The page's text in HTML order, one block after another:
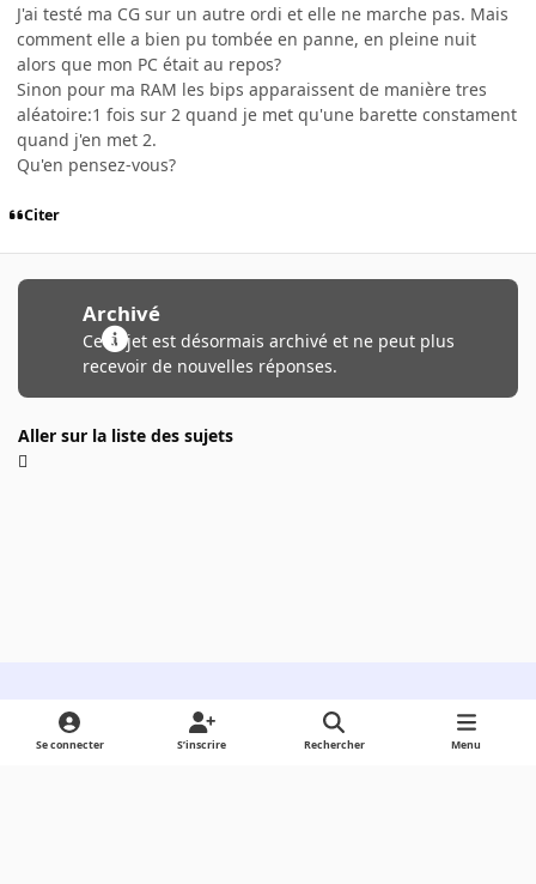
J'ai testé ma CG sur un autre ordi et elle ne marche pas. Mais
comment elle a bien pu tombée en panne, en pleine nuit
alors que mon PC était au repos?
Sinon pour ma RAM les bips apparaissent de manière tres
aléatoire:1 fois sur 2 quand je met qu'une barette constament
quand j'en met 2.
Qu'en pensez-vous?
Citer
Archivé
Ce sujet est désormais archivé et ne peut plus
recevoir de nouvelles réponses.
Aller sur la liste des sujets
Light ModeDark ModeSystem Preference
Se connecter S’inscrire Rechercher Menu